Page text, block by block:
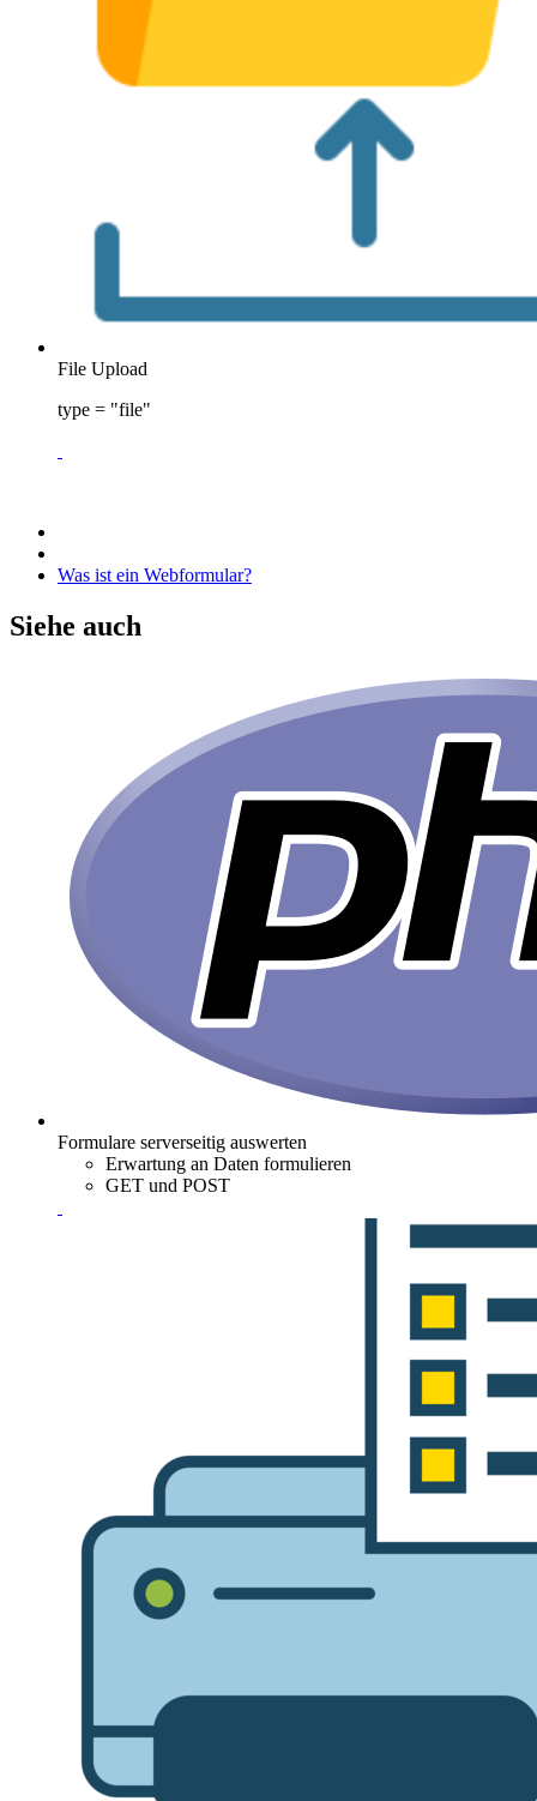
File Upload
type = "file"
Was ist ein Webformular?
Siehe auch
Formulare serverseitig auswerten
Erwartung an Daten formulieren
GET und POST